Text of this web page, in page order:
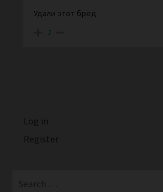
Удали этот бред
2
Log in
Register